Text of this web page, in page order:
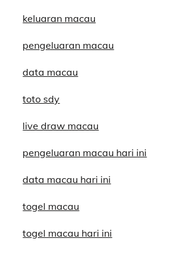
keluaran macau
pengeluaran macau
data macau
toto sdy
live draw macau
pengeluaran macau hari ini
data macau hari ini
togel macau
togel macau hari ini